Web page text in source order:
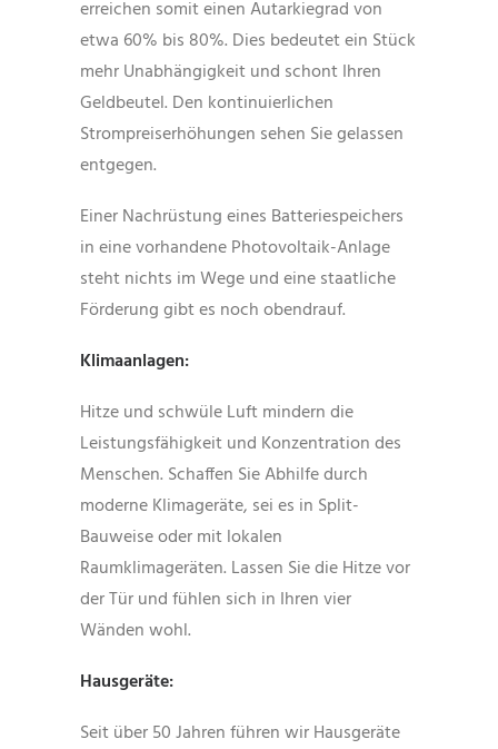
erreichen somit einen Autarkiegrad von
etwa 60% bis 80%. Dies bedeutet ein Stück
mehr Unabhängigkeit und schont Ihren
Geldbeutel. Den kontinuierlichen
Strompreiserhöhungen sehen Sie gelassen
entgegen.
Einer Nachrüstung eines Batteriespeichers
in eine vorhandene Photovoltaik-Anlage
steht nichts im Wege und eine staatliche
Förderung gibt es noch obendrauf.
Klimaanlagen:
Hitze und schwüle Luft mindern die
Leistungsfähigkeit und Konzentration des
Menschen. Schaffen Sie Abhilfe durch
moderne Klimageräte, sei es in Split-
Bauweise oder mit lokalen
Raumklimageräten. Lassen Sie die Hitze vor
der Tür und fühlen sich in Ihren vier
Wänden wohl.
Hausgeräte:
Seit über 50 Jahren führen wir Hausgeräte